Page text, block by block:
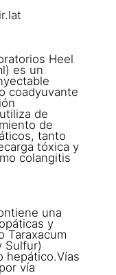
Heel
es un
coadyuvante
de
de
tanto
tóxica y
colangitis
una
y
Taraxacum
Sulfur)
hepático.Vías
vía